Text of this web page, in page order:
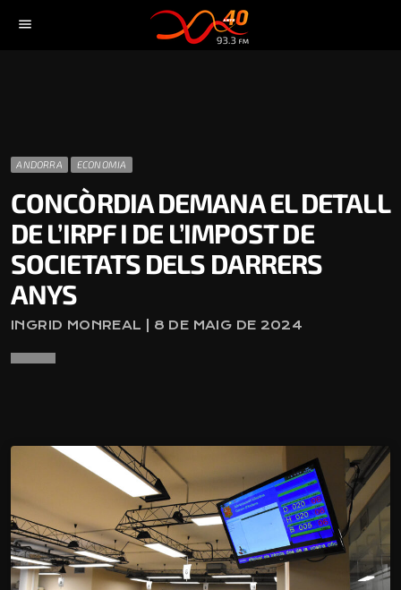
menu
ANDORRA ECONOMIA
CONCÒRDIA DEMANA EL DETALL
DE L’IRPF I DE L’IMPOST DE
SOCIETATS DELS DARRERS
ANYS
INGRID MONREAL | 8 DE MAIG DE 2024